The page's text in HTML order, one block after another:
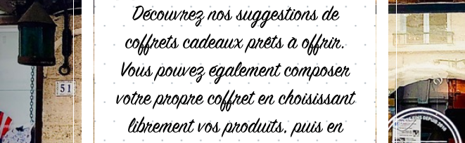
Découvrez nos suggestions de
coffrets cadeaux prêts à offrir.
Vous pouvez également composer
votre propre coffret en choisissant
librement vos produits, puis en